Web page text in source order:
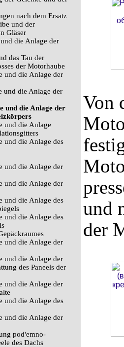
nach dem Ersatz
und der
Gläser
die Anlage der
das Tau der
der Motorhaube
und die Anlage der
und die Anlage der
und die Anlage der
und die Anlage
und die Anlage des
und die Anlage der
und die Anlage der
und die Anlage des
und die Anlage des
und die Anlage der
und die Anlage der
des Paneels der
und die Anlage der
und die Anlage des
und die Anlage der
pod'emno-
des Dachs
Von
und
der